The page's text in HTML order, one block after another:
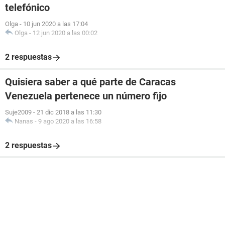
telefónico
Olga - 10 jun 2020 a las 17:04
Olga - 12 jun 2020 a las 00:02
2 respuestas
Quisiera saber a qué parte de Caracas
Venezuela pertenece un número fijo
Suje2009 - 21 dic 2018 a las 11:30
Nanas - 9 ago 2020 a las 16:58
2 respuestas